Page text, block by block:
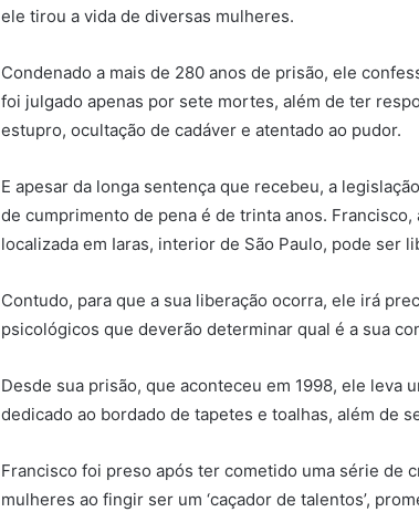
ele tirou a vida de diversas mulheres.
Condenado a mais de 280 anos de prisão, ele
foi julgado apenas por sete mortes, além de ter
estupro, ocultação de cadáver e atentado ao pudor.
E apesar da longa sentença que recebeu, a
de cumprimento de pena é de trinta anos.
localizada em Iaras, interior de São Paulo, pode ser
Contudo, para que a sua liberação ocorra, ele irá
psicológicos que deverão determinar qual é a sua
Desde sua prisão, que aconteceu em 1998, ele leva
dedicado ao bordado de tapetes e toalhas, além de
Francisco foi preso após ter cometido uma série de
mulheres ao fingir ser um ‘caçador de talentos’,